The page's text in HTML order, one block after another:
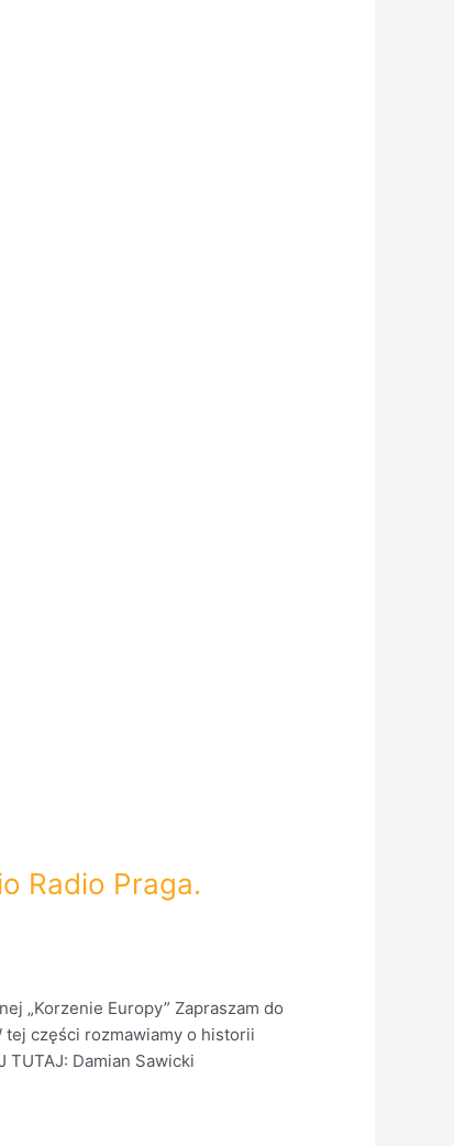
Radio Praga.
„Korzenie Europy” Zapraszam do
części rozmawiamy o historii
Damian Sawicki